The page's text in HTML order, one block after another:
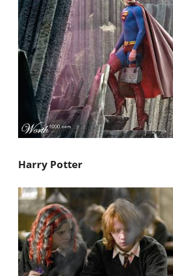
Harry Potter